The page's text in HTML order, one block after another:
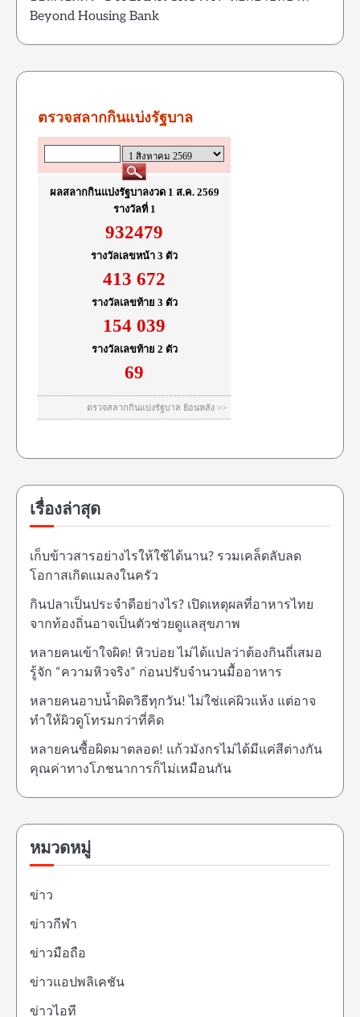
Beyond Housing Bank
เรื่องล่าสุด
เก็บข้าวสารอย่างไรให้ใช้ได้นาน? รวมเคล็ดลับลด
โอกาสเกิดแมลงในครัว
กินปลาเป็นประจำดีอย่างไร? เปิดเหตุผลที่อาหารไทย
จากท้องถิ่นอาจเป็นตัวช่วยดูแลสุขภาพ
หลายคนเข้าใจผิด! หิวบ่อย ไม่ได้แปลว่าต้องกินถี่เสมอ
รู้จัก “ความหิวจริง” ก่อนปรับจำนวนมื้ออาหาร
หลายคนอาบน้ำผิดวิธีทุกวัน! ไม่ใช่แค่ผิวแห้ง แต่อาจ
ทำให้ผิวดูโทรมกว่าที่คิด
หลายคนซื้อผิดมาตลอด! แก้วมังกรไม่ได้มีแค่สีต่างกัน
คุณค่าทางโภชนาการก็ไม่เหมือนกัน
หมวดหมู่
ข่าว
ข่าวกีฬา
ข่าวมือถือ
ข่าวแอปพลิเคชัน
ข่าวไอที